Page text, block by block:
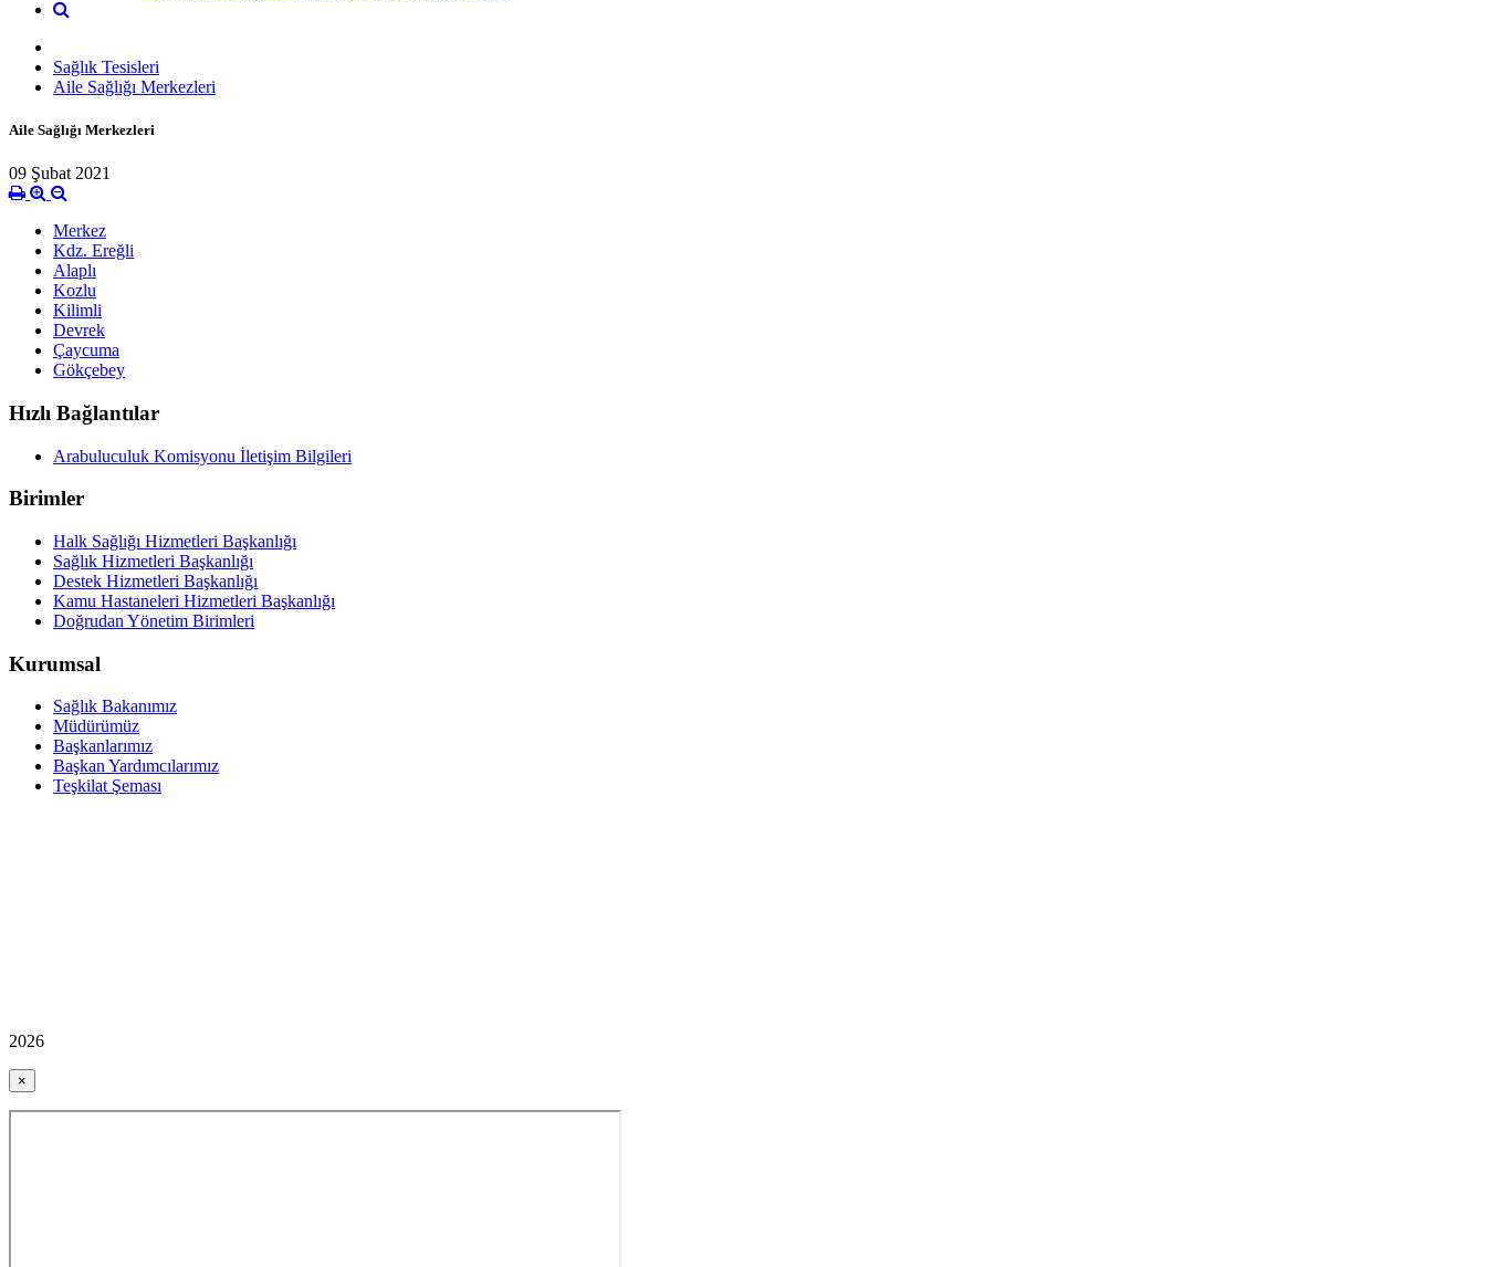
Sağlık Tesisleri
Aile Sağlığı Merkezleri
Aile Sağlığı Merkezleri
09 Şubat 2021
Merkez
Kdz. Ereğli
Alaplı
Kozlu
Kilimli
Devrek
Çaycuma
Gökçebey
Hızlı Bağlantılar
Arabuluculuk Komisyonu İletişim Bilgileri
Birimler
Halk Sağlığı Hizmetleri Başkanlığı
Sağlık Hizmetleri Başkanlığı
Destek Hizmetleri Başkanlığı
Kamu Hastaneleri Hizmetleri Başkanlığı
Doğrudan Yönetim Birimleri
Kurumsal
Sağlık Bakanımız
Müdürümüz
Başkanlarımız
Başkan Yardımcılarımız
Teşkilat Şeması
2026
×